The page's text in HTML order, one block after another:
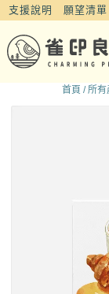
支援說明 願望清單
首頁 /所有